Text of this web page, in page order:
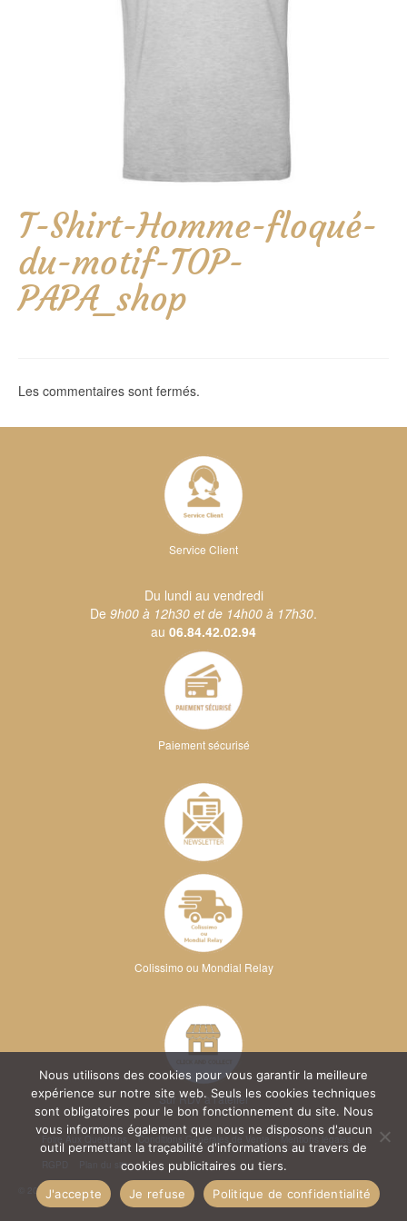
T-Shirt-Homme-floqué-
du-motif-TOP-
PAPA_shop
Les commentaires sont fermés.
Service Client
Du lundi au vendredi
De 9h00 à 12h30 et de 14h00 à 17h30.
au 06.84.42.02.94
Paiement sécurisé
Colissimo ou Mondial Relay
Sur RDV à l'atelier
Conditions Générales de Vente
Mentions légales
Plan du site
© 2026 Kréa Broderie
Nous utilisons des cookies pour vous garantir la meilleure
expérience sur notre site web. Seuls les cookies techniques
sont obligatoires pour le bon fonctionnement du site. Nous
vous informons également que nous ne disposons d'aucun
outil permettant la traçabilité d'informations au travers de
cookies publicitaires ou tiers.
J'accepte
Je refuse Politique de confidentialité